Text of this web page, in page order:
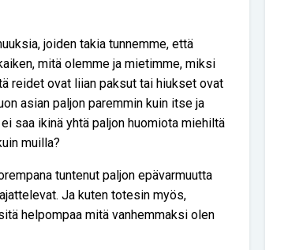
joiden takia tunnemme, että
mitä olemme ja mietimme, miksi
reidet ovat liian paksut tai hiukset ovat
asian paljon paremmin kuin itse ja
saa ikinä yhtä paljon huomiota miehiltä
muilla?
tuntenut paljon epävarmuutta
Ja kuten totesin myös,
helpompaa mitä vanhemmaksi olen